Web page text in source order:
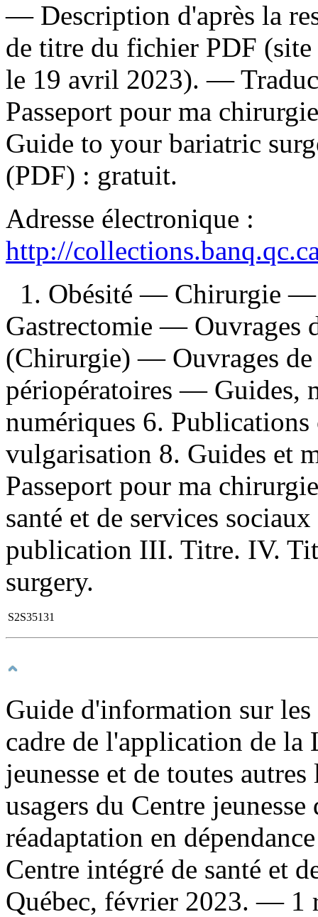
— Description d'après la
de titre du fichier PDF
le 19 avril 2023). —
Passeport pour ma
Guide to your bariatric
(PDF) : gratuit.
Adresse électronique :
http://
1. Obésité — Chirurgie —
Gastrectomie — Ouvrages
(Chirurgie) — Ouvrages
périopératoires — Guides,
numériques 6.
vulgarisation 8. Guides et
Passeport pour ma
santé et de services
publication III. Titre. IV.
surgery.
S2S35131
Guide d'information sur les
cadre de l'application de
jeunesse et de toutes
usagers du Centre
réadaptation en
Centre intégré de santé et
Québec, février 2023. — 1